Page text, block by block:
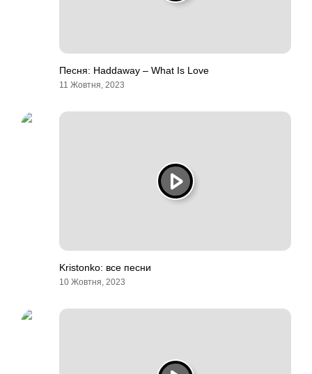
Песня: Haddaway – What Is Love
11 Жовтня, 2023
Kristonko: все песни
10 Жовтня, 2023